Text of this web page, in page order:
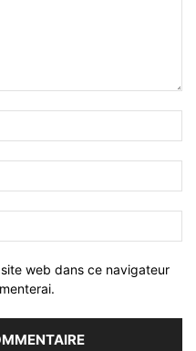
web dans ce navigateur